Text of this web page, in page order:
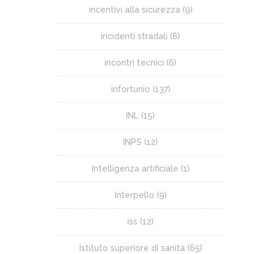
incentivi alla sicurezza(9)
incidenti stradali (8)
incontri tecnici (6)
infortunio (137)
INL (15)
INPS (12)
Intelligenza artificiale (1)
Interpello (9)
iss (12)
Istituto superiore di sanità(65)